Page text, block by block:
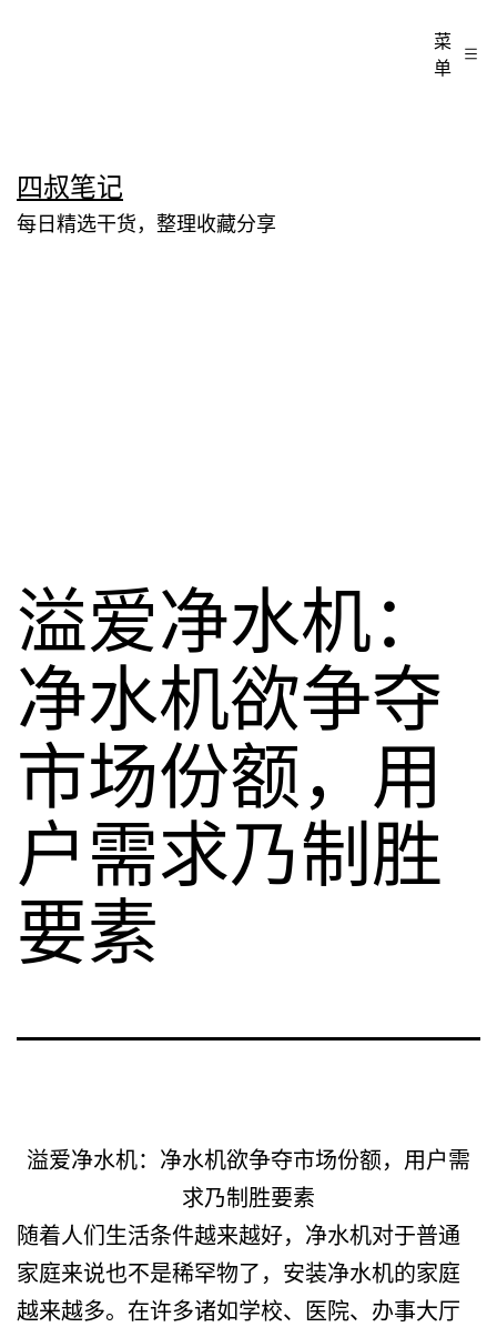
至
内
四叔笔记
每日精选干货，整理收藏分享
菜
单
溢爱净水机：
净水机欲争夺
市场份额，用
户需求乃制胜
要素
溢爱净水机：净水机欲争夺市场份额，用户需
求乃制胜要素
随着人们生活条件越来越好，净水机对于普通
家庭来说也不是稀罕物了，安装净水机的家庭
越来越多。在许多诸如学校、医院、办事大厅